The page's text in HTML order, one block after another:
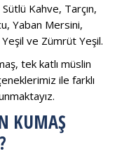
Kahve, Tarçın,
Yaban Mersini,
ve Zümrüt Yeşil.
tek katlı müslin
ile farklı
KUMAŞ